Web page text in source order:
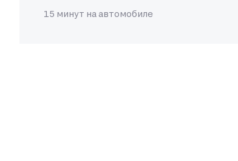
15 минут на автомобиле